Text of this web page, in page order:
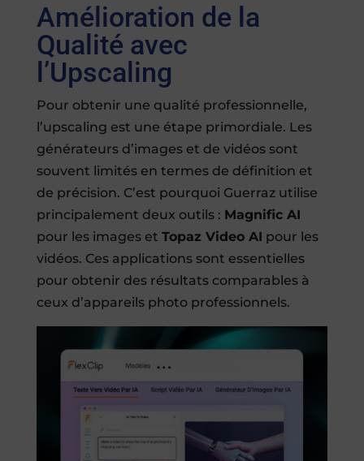
Amélioration de la
Qualité avec
l’Upscaling
Pour obtenir une qualité professionnelle,
l’upscaling est une étape primordiale. Les
générateurs d’images et de vidéos sont
souvent limités en termes de définition et
de précision. C’est pourquoi Guerraz utilise
principalement deux outils : Magnific AI
pour les images et Topaz Video AI pour les
vidéos. Ces applications sont essentielles
pour obtenir des résultats comparables à
ceux d’appareils photo professionnels.